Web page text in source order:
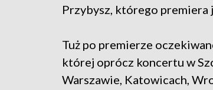
Przybysz, którego premiera
Tuż po premierze
której oprócz koncertu w
Warszawie, Katowicach,